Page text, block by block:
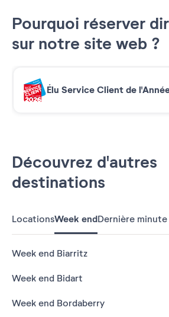
Pourquoi réserver
sur notre site web ?
Élu Service Client de
Découvrez d'autres
destinations
LocationsWeek endDernière minute
Week end Biarritz
Week end Bidart
Week end Bordaberry